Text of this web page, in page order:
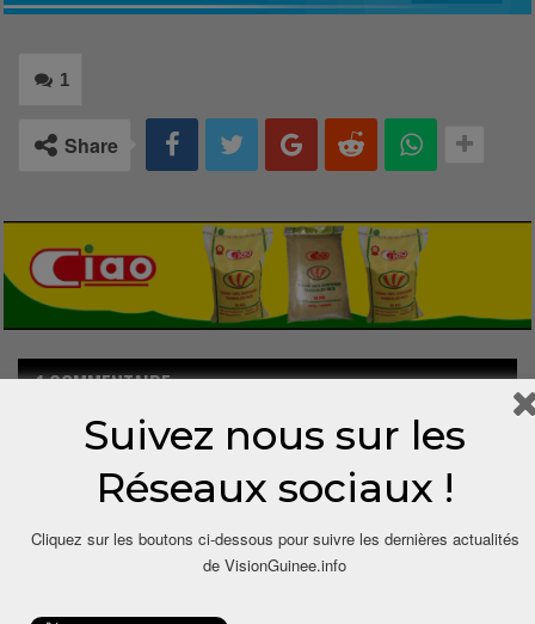
1
Share
1 COMMENTAIRE
Bien fait l’ETA. Force reste à la loi. Les contrevenants en
Suivez nous sur les
Réseaux sociaux !
Cliquez sur les boutons ci-dessous pour suivre les dernières actualités
de VisionGuinee.info